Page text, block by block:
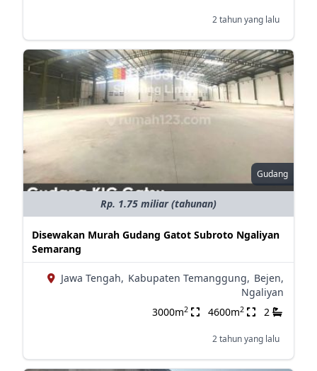
2 tahun yang lalu
Gudang
Rp. 1.75 miliar (tahunan)
Disewakan Murah Gudang Gatot Subroto Ngaliyan
Semarang
Jawa Tengah, Kabupaten Temanggung, Bejen,
Ngaliyan
3000m2 4600m2 2
2 tahun yang lalu